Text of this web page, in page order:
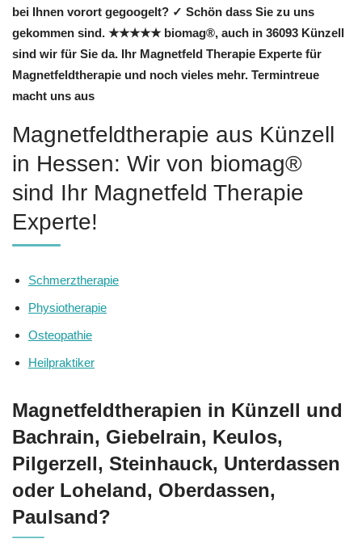
bei Ihnen vorort gegoogelt? ✓ Schön dass Sie zu uns
gekommen sind. ★★★★★ biomag®, auch in 36093 Künzell
sind wir für Sie da. Ihr Magnetfeld Therapie Experte für
Magnetfeldtherapie und noch vieles mehr. Termintreue
macht uns aus
Magnetfeldtherapie aus Künzell
in Hessen: Wir von biomag®
sind Ihr Magnetfeld Therapie
Experte!
Schmerztherapie
Physiotherapie
Osteopathie
Heilpraktiker
Magnetfeldtherapien in Künzell und
Bachrain, Giebelrain, Keulos,
Pilgerzell, Steinhauck, Unterdassen
oder Loheland, Oberdassen,
Paulsand?